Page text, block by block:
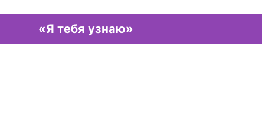
«Я тебя узнаю»